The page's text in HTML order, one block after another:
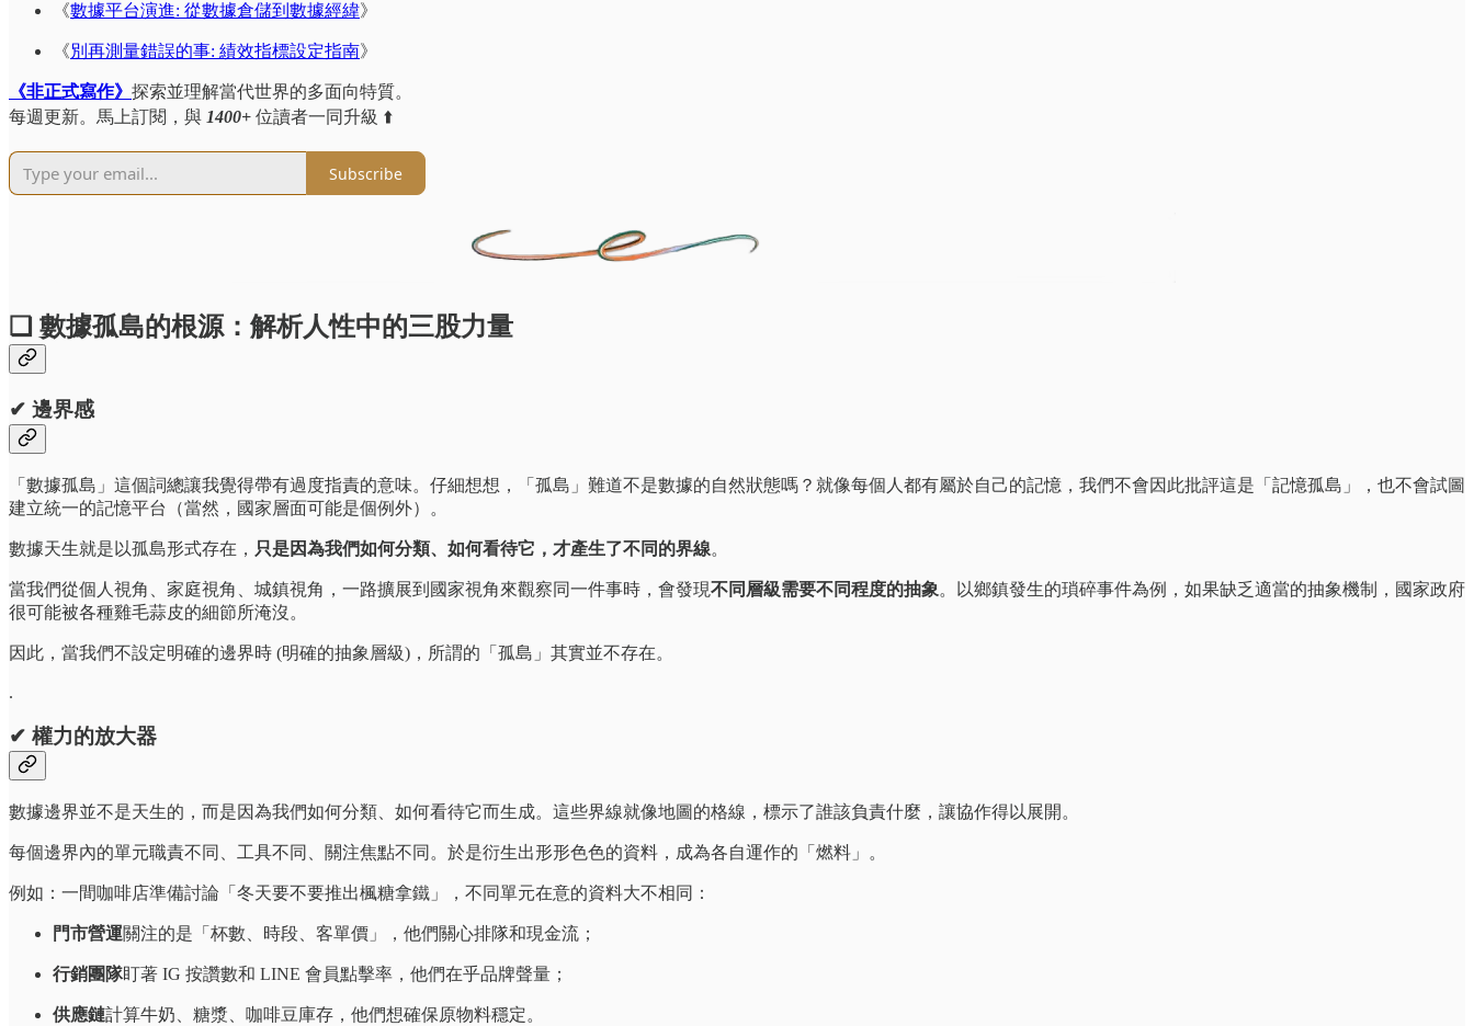
《數據平台演進: 從數據倉儲到數據經緯》
《別再測量錯誤的事: 績效指標設定指南》
《非正式寫作》 探索並理解當代世界的多面向特質。
每週更新。馬上訂閱，與 1400+ 位讀者一同升級 ⬆️
Subscribe
❏ 數據孤島的根源：解析人性中的三股力量
✔ 邊界感
「數據孤島」這個詞總讓我覺得帶有過度指責的意味。仔細想想，「孤島」難道不是數據的自然狀態嗎？就像每個人都有屬於自己的記憶，我們不會因此批評這是「記憶孤島」，也不會試圖
建立統一的記憶平台（當然，國家層面可能是個例外）。
數據天生就是以孤島形式存在， 只是因為我們如何分類、如何看待它，才產生了不同的界線。
當我們從個人視角、家庭視角、城鎮視角，一路擴展到國家視角來觀察同一件事時，會發現不同層級需要不同程度的抽象。以鄉鎮發生的瑣碎事件為例，如果缺乏適當的抽象機制，國家政府
很可能被各種雞毛蒜皮的細節所淹沒。
因此，當我們不設定明確的邊界時 (明確的抽象層級)，所謂的「孤島」其實並不存在。
.
✔ 權力的放大器
數據邊界並不是天生的，而是因為我們如何分類、如何看待它而生成。這些界線就像地圖的格線，標示了誰該負責什麼，讓協作得以展開。
每個邊界內的單元職責不同、工具不同、關注焦點不同。於是衍生出形形色色的資料，成為各自運作的「燃料」。
例如：一間咖啡店準備討論「冬天要不要推出楓糖拿鐵」，不同單元在意的資料大不相同：
門市營運關注的是「杯數、時段、客單價」，他們關心排隊和現金流；
行銷團隊盯著 IG 按讚數和 LINE 會員點擊率，他們在乎品牌聲量；
供應鏈計算牛奶、糖漿、咖啡豆庫存，他們想確保原物料穩定。